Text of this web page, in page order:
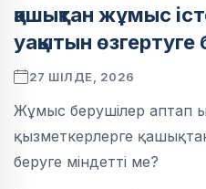
қашықтан жұмыс
уақытын
27 ШІЛДЕ, 2026
Жұмыс берушілер аптап
қызметкерлерге
беруге міндетті ме?